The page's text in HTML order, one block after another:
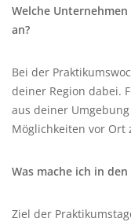
Welche
an?
Bei der
deiner Region dabei.
aus deiner
Möglichkeiten vor Ort
Was mache ich in
Ziel der